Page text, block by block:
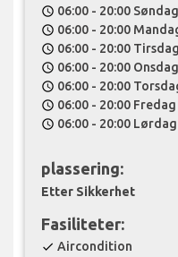
schedule 06:00 - 20:00 Søndag
schedule 06:00 - 20:00
schedule 06:00 - 20:00 Tirsdag
schedule 06:00 - 20:00 Onsdag
schedule 06:00 - 20:00
schedule 06:00 - 20:00 Fredag
schedule 06:00 - 20:00 Lørdag
plassering:
Etter Sikkerhet
Fasiliteter:
check Aircondition